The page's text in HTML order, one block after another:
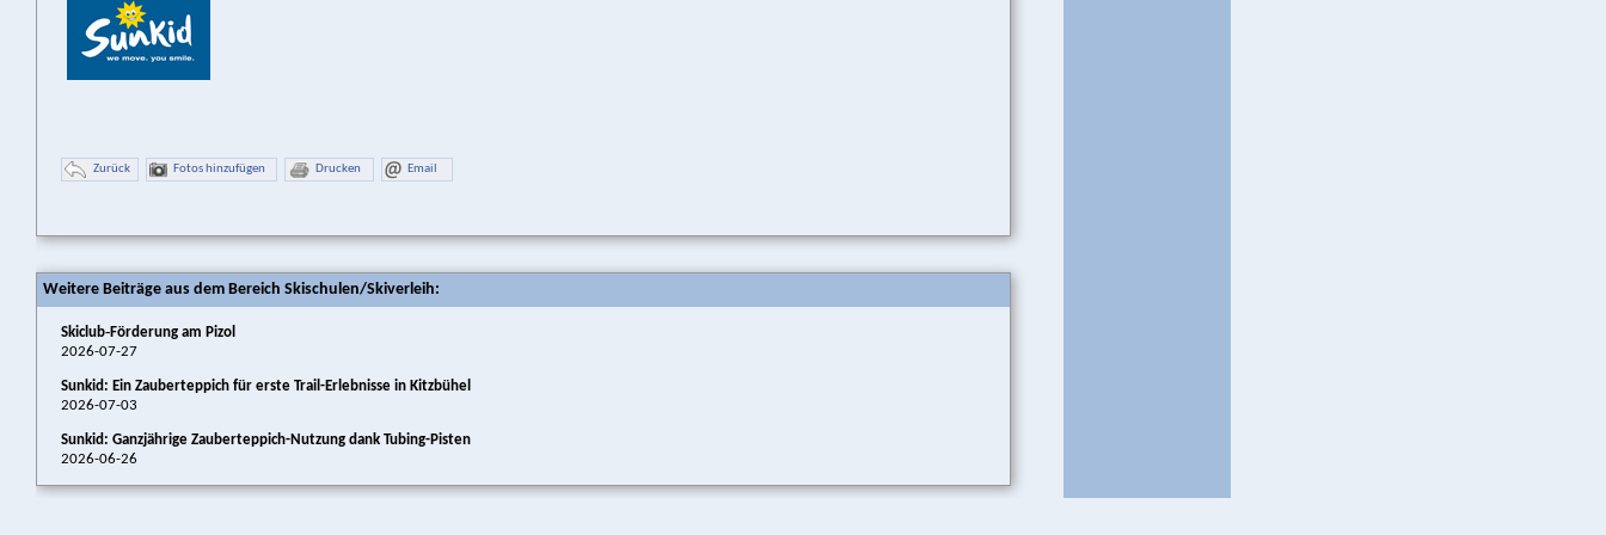
Zurück Fotos hinzufügen Drucken Email
Weitere Beiträge aus dem Bereich Skischulen/Skiverleih:
Skiclub‑Förderung am Pizol
2026-07-27
Sunkid: Ein Zauberteppich für erste Trail-Erlebnisse in Kitzbühel
2026-07-03
Sunkid: Ganzjährige Zauberteppich-Nutzung dank Tubing-Pisten
2026-06-26